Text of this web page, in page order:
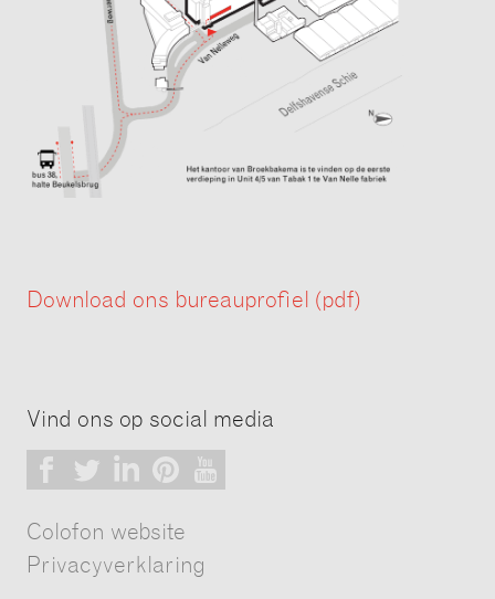
Download ons bureauprofiel (pdf)
Vind ons op social media
Colofon website
Privacyverklaring